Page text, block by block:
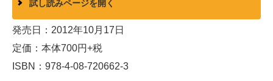
試し読みページを開く
発売日：2012年10月17日
定価：本体700円+税
ISBN：978-4-08-720662-3